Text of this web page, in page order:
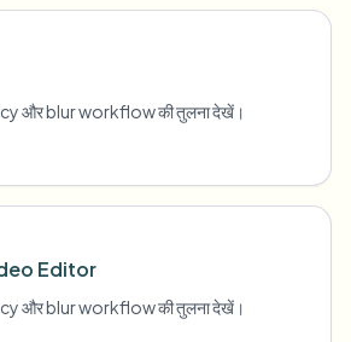
और blur workflow की तुलना देखें।
Editor
और blur workflow की तुलना देखें।